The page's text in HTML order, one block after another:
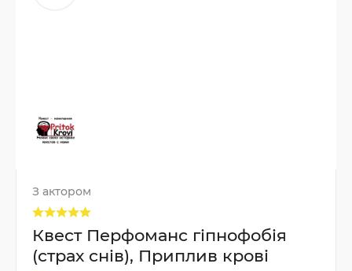
З актором
Квест Перфоманс гіпнофобія
(страх снів), Приплив крові